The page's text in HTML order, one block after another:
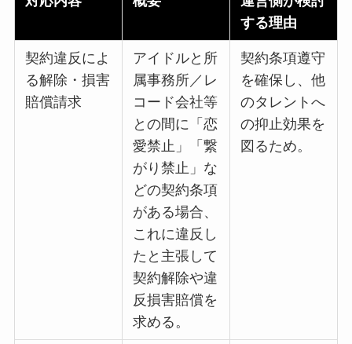
する理由
契約違反によ
る解除・損害
賠償請求
アイドルと所
属事務所／レ
コード会社等
との間に「恋
愛禁止」「繋
がり禁止」な
どの契約条項
がある場合、
これに違反し
たと主張して
契約解除や違
反損害賠償を
求める。
契約条項遵守
を確保し、他
のタレントへ
の抑止効果を
図るため。